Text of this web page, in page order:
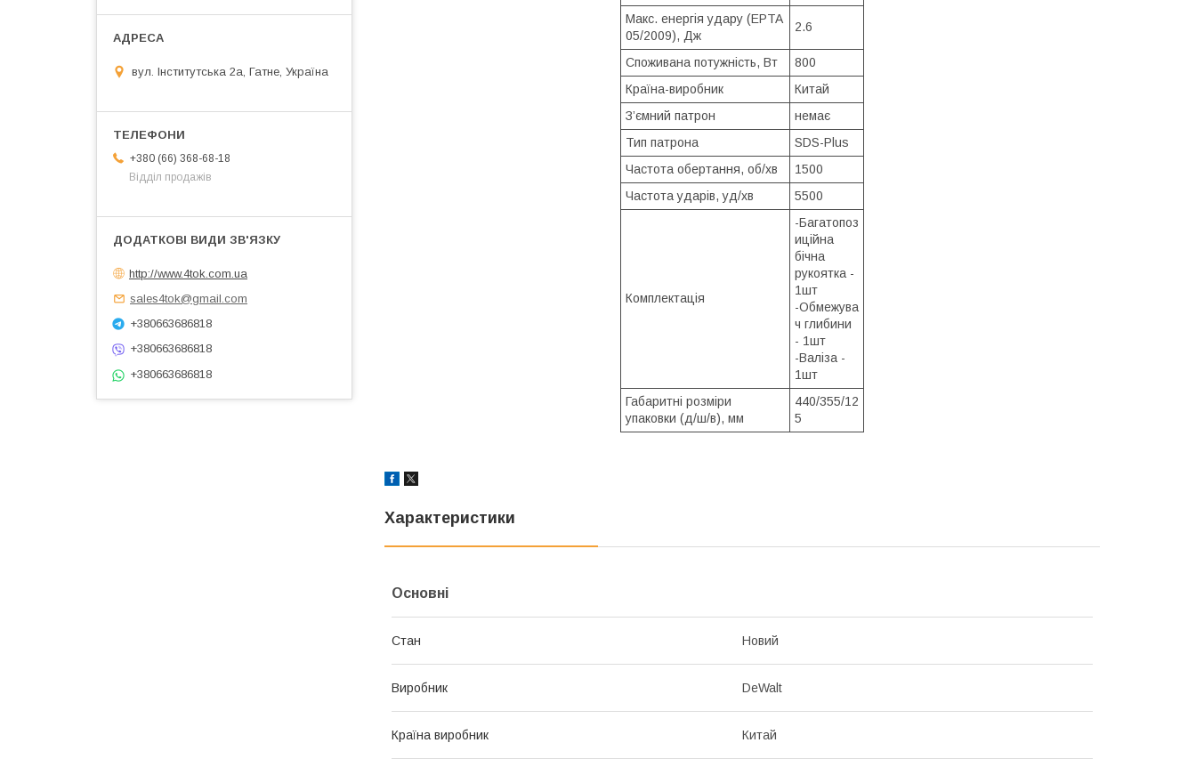
Макс. енергія удару (EPTA
05/2009), Дж
2.6
Споживана потужність, Вт
800
Країна-виробник
Китай
З’ємний патрон
немає
Тип патрона
SDS-Plus
Частота обертання, об/хв
1500
Частота ударів, уд/хв
5500
Комплектація
-Багатопоз
иційна
бічна
рукоятка -
1шт
-Обмежува
ч глибини
- 1шт
-Валіза -
1шт
Габаритні розміри
упаковки (д/ш/в), мм
440/355/12
5
Характеристики
Основні
Стан Новий
Виробник DeWalt
Країна виробник Китай
вул. Інститутська 2а, Гатне, Україна
+380 (66) 368-68-18
Відділ продажів
http://www.4tok.com.ua
sales4tok@gmail.com
+380663686818
+380663686818
+380663686818